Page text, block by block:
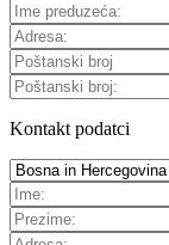
Kontakt podatci